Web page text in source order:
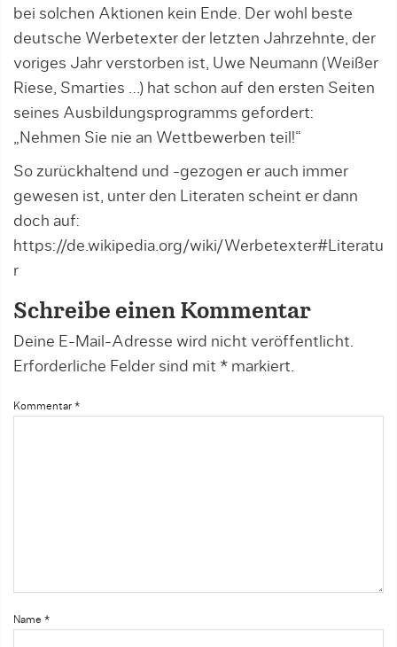
bei solchen Aktionen kein Ende. Der wohl beste
deutsche Werbetexter der letzten Jahrzehnte, der
voriges Jahr verstorben ist, Uwe Neumann (Weißer
Riese, Smarties …) hat schon auf den ersten Seiten
seines Ausbildungsprogramms gefordert:
„Nehmen Sie nie an Wettbewerben teil!“
So zurückhaltend und -gezogen er auch immer
gewesen ist, unter den Literaten scheint er dann
doch auf:
https://de.wikipedia.org/wiki/Werbetexter#Literatu
r
Schreibe einen Kommentar
Deine E-Mail-Adresse wird nicht veröffentlicht.
Erforderliche Felder sind mit * markiert.
Kommentar *
Name *